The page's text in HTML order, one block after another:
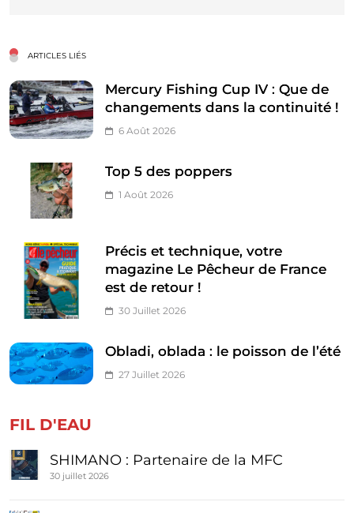
ARTICLES LIÉS
Mercury Fishing Cup IV : Que de
changements dans la continuité !
6 Août 2026
Top 5 des poppers
1 Août 2026
Précis et technique, votre
magazine Le Pêcheur de France
est de retour !
30 Juillet 2026
Obladi, oblada : le poisson de l’été
27 Juillet 2026
FIL D'EAU
SHIMANO : Partenaire de la MFC
30 juillet 2026